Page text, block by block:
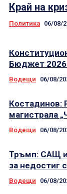
Край на
Политика 06/08/
Бюджет
Водещи 06/08/
Костадинов:
магистрала
Водещи 06/08/
Тръмп: САЩ
за недостиг
Водещи 06/08/